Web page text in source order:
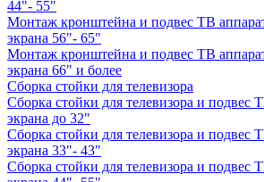
44"- 55"
Монтаж кронштейна и подвес ТВ
экрана 56"- 65"
Монтаж кронштейна и подвес ТВ
экрана 66" и более
Сборка стойки для телевизора
Сборка стойки для телевизора и подвес
экрана до 32"
Сборка стойки для телевизора и подвес
экрана 33"- 43"
Сборка стойки для телевизора и подвес